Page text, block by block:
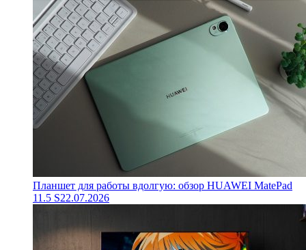
Планшет для работы вдолгую: обзор HUAWEI MatePad
11.5 S22.07.2026